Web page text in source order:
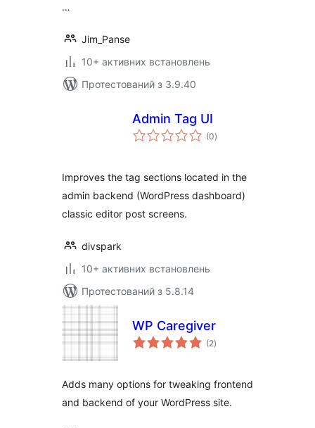
…
Jim_Panse
10+ активних встановлень
Протестований з 3.9.40
Admin Tag UI
(0загальний
рейтинг
)
Improves the tag sections located in the
admin backend (WordPress dashboard)
classic editor post screens.
divspark
10+ активних встановлень
Протестований з 5.8.14
WP Caregiver
(2загальний
рейтинг
)
Adds many options for tweaking frontend
and backend of your WordPress site.